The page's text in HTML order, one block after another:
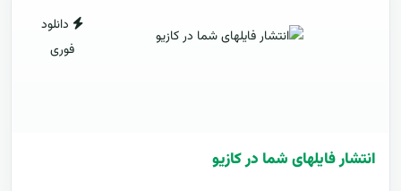
دانلود
فوری
انتشار فایلهای شما در کازیو